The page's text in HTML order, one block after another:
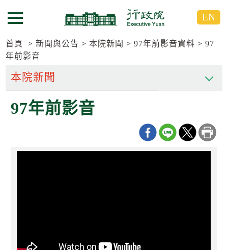
到
要
內
塊
到
要
內
塊
選單按鈕 EN
首頁 新聞與公告 本院新聞 97年前影音資料
97
年前影音
97年前影音